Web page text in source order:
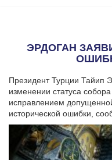
ЭРДОГАН
Президент Турции Тайип
изменении статуса
исправлением
исторической ошибки,